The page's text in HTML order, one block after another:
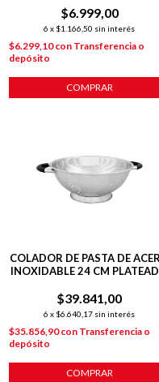
$6.999,00
6 x $1.166,50 sin interés
$6.299,10con Transferencia o
depósito
COMPRAR
COLADOR DE PASTA DE
INOXIDABLE 24 CM
$39.841,00
6 x $6.640,17 sin interés
$35.856,90con Transferencia o
depósito
COMPRAR